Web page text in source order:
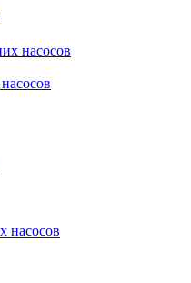
насосов
насосов